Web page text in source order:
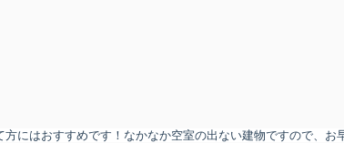
方にはおすすめです！なかなか空室の出ない建物ですので、お